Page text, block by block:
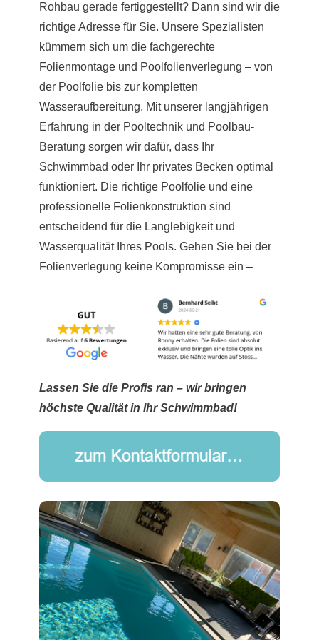
Rohbau gerade fertiggestellt? Dann sind wir die
richtige Adresse für Sie. Unsere Spezialisten
kümmern sich um die fachgerechte
Folienmontage und Poolfolienverlegung – von
der Poolfolie bis zur kompletten
Wasseraufbereitung. Mit unserer langjährigen
Erfahrung in der Pooltechnik und Poolbau-
Beratung sorgen wir dafür, dass Ihr
Schwimmbad oder Ihr privates Becken optimal
funktioniert. Die richtige Poolfolie und eine
professionelle Folienkonstruktion sind
entscheidend für die Langlebigkeit und
Wasserqualität Ihres Pools. Gehen Sie bei der
Folienverlegung keine Kompromisse ein –
Lassen Sie die Profis ran – wir bringen
höchste Qualität in Ihr Schwimmbad!